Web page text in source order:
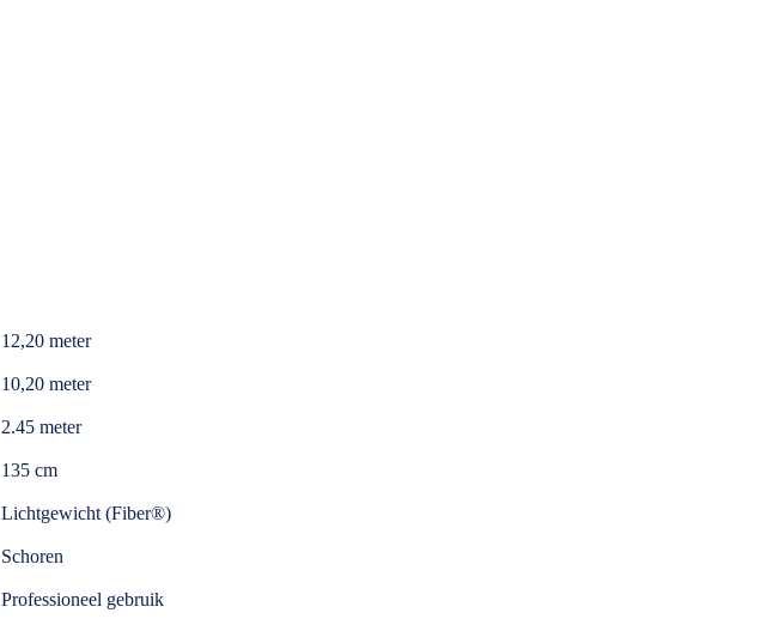
12,20 meter
10,20 meter
2.45 meter
135 cm
Lichtgewicht (Fiber®)
Schoren
Professioneel gebruik